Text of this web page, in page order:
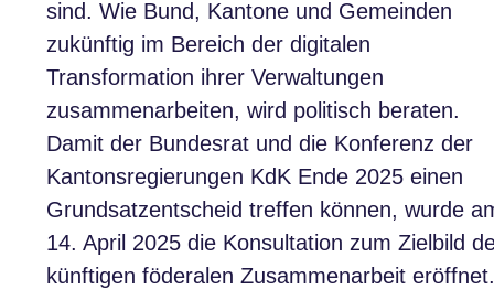
sind. Wie Bund, Kantone und Gemeinden
zukünftig im Bereich der digitalen
Transformation ihrer Verwaltungen
zusammenarbeiten, wird politisch beraten.
Damit der Bundesrat und die Konferenz der
Kantonsregierungen KdK Ende 2025 einen
Grundsatzentscheid treffen können, wurde
14. April 2025 die Konsultation zum Zielbild
künftigen föderalen Zusammenarbeit eröffnet.